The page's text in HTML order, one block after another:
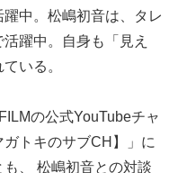
中。松嶋初音は、タレ
躍中。自身も「見え
いる。
の公式YouTubeチャ
トキのサブCH】」に
、 松嶋初音との対談